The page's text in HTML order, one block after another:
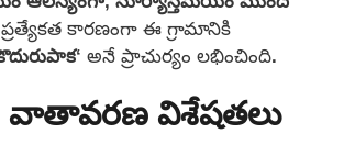
ప్రత్యేకత కారణంగా ఈ గ్రామానికి
‘ అనే ప్రాచుర్యం లభించింది.
వాతావరణ విశేషతలు